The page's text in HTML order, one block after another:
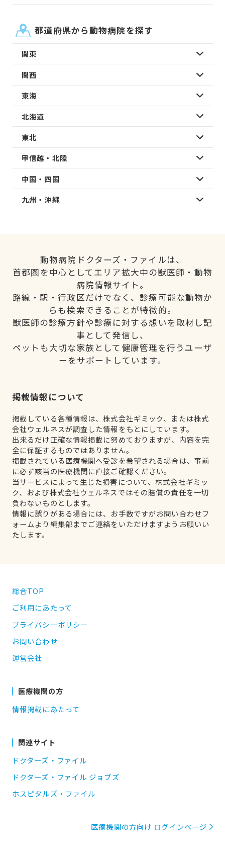
都道府県から動物病院を探す
関東
関西
東海
北海道
東北
甲信越・北陸
中国・四国
九州・沖縄
動物病院ドクターズ・ファイルは、
首都圏を中心としてエリア拡大中の獣医師・動物
病院情報サイト。
路線・駅・行政区だけでなく、診療可能な動物か
らも検索できることが特徴的。
獣医師の診療方針や診療に対する想いを取材し記
事として発信し、
ペットも大切な家族として健康管理を行うユーザ
ーをサポートしています。
掲載情報について
掲載している各種情報は、株式会社ギミック、または株式
会社ウェルネスが調査した情報をもとにしています。
出来るだけ正確な情報掲載に努めておりますが、内容を完
全に保証するものではありません。
掲載されている医療機関へ受診を希望される場合は、事前
に必ず該当の医療機関に直接ご確認ください。
当サービスによって生じた損害について、株式会社ギミッ
ク、および株式会社ウェルネスではその賠償の責任を一切
負わないものとします。
情報に誤りがある場合には、お手数ですがお問い合わせフ
ォームより編集部までご連絡をいただけますようお願いい
たします。
総合TOP
ご利用にあたって
プライバシーポリシー
お問い合わせ
運営会社
医療機関の方
情報掲載にあたって
関連サイト
ドクターズ・ファイル
ドクターズ・ファイル ジョブズ
ホスピタルズ・ファイル
医療機関の方向け ログインページ